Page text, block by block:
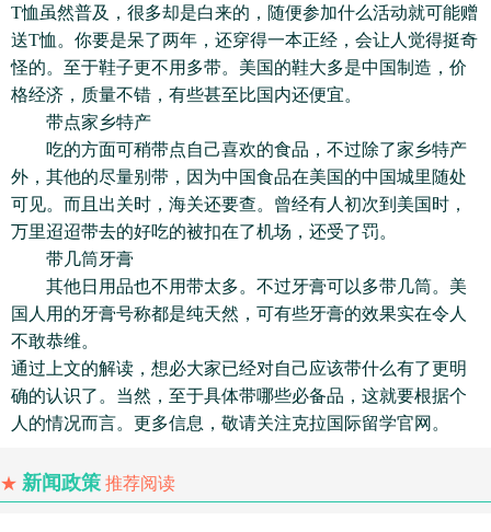
T恤虽然普及，很多却是白来的，随便参加什么活动就可能赠
送T恤。你要是呆了两年，还穿得一本正经，会让人觉得挺奇
怪的。至于鞋子更不用多带。美国的鞋大多是中国制造，价
格经济，质量不错，有些甚至比国内还便宜。
带点家乡特产
吃的方面可稍带点自己喜欢的食品，不过除了家乡特产
外，其他的尽量别带，因为中国食品在美国的中国城里随处
可见。而且出关时，海关还要查。曾经有人初次到美国时，
万里迢迢带去的好吃的被扣在了机场，还受了罚。
带几筒牙膏
其他日用品也不用带太多。不过牙膏可以多带几筒。美
国人用的牙膏号称都是纯天然，可有些牙膏的效果实在令人
不敢恭维。
通过上文的解读，想必大家已经对自己应该带什么有了更明
确的认识了。当然，至于具体带哪些必备品，这就要根据个
人的情况而言。更多信息，敬请关注克拉国际留学官网。
★ 新闻政策 推荐阅读